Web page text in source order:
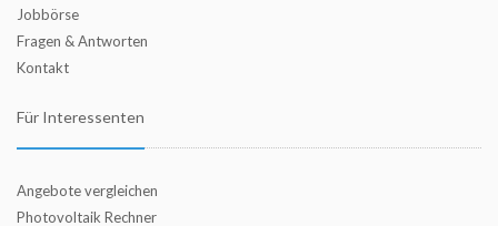
Jobbörse
Fragen & Antworten
Kontakt
Für Interessenten
Angebote vergleichen
Photovoltaik Rechner